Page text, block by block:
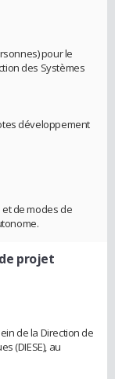
pour le
des Systèmes
développement
de modes de
projet
de la Direction de
(DIESE), au